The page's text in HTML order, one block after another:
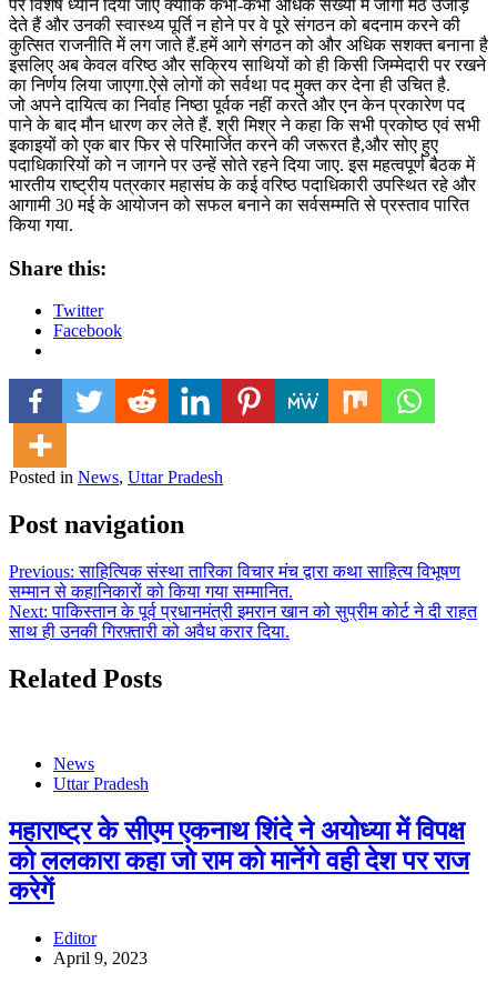
पर विशेष ध्यान दिया जाए क्योंकि कभी-कभी अधिक संख्या में जोगी मठ उजाड़
देते हैं और उनकी स्वास्थ्य पूर्ति न होने पर वे पूरे संगठन को बदनाम करने की
कुत्सित राजनीति में लग जाते हैं.हमें आगे संगठन को और अधिक सशक्त बनाना है
इसलिए अब केवल वरिष्ठ और सक्रिय साथियों को ही किसी जिम्मेदारी पर रखने
का निर्णय लिया जाएगा.ऐसे लोगों को सर्वथा पद मुक्त कर देना ही उचित है.
जो अपने दायित्व का निर्वाह निष्ठा पूर्वक नहीं करते और एन केन प्रकारेण पद
पाने के बाद मौन धारण कर लेते हैं. श्री मिश्र ने कहा कि सभी प्रकोष्ठ एवं सभी
इकाइयों को एक बार फिर से परिमार्जित करने की जरूरत है,और सोए हुए
पदाधिकारियों को न जागने पर उन्हें सोते रहने दिया जाए. इस महत्वपूर्ण बैठक में
भारतीय राष्ट्रीय पत्रकार महासंघ के कई वरिष्ठ पदाधिकारी उपस्थित रहे और
आगामी 30 मई के आयोजन को सफल बनाने का सर्वसम्मति से प्रस्ताव पारित
किया गया.
Share this:
Twitter
Facebook
Posted in News, Uttar Pradesh
Post navigation
Previous: साहित्यिक संस्था तारिका विचार मंच द्वारा कथा साहित्य विभूषण
सम्मान से कहानिकारों को किया गया सम्मानित.
Next: पाकिस्तान के पूर्व प्रधानमंत्री इमरान खान को सुप्रीम कोर्ट ने दी राहत
साथ ही उनकी गिरफ़्तारी को अवैध करार दिया.
Related Posts
News
Uttar Pradesh
महाराष्ट्र के सीएम एकनाथ शिंदे ने अयोध्या में विपक्ष
को ललकारा कहा जो राम को मानेंगे वही देश पर राज
करेगें
Editor
April 9, 2023